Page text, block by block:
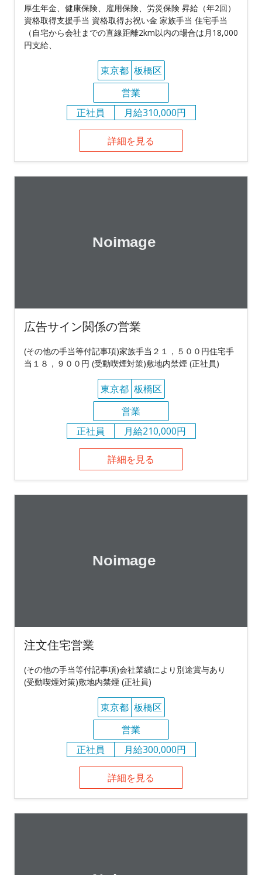
厚生年金、健康保険、雇用保険、労災保険 昇給（年2回）
資格取得支援手当 資格取得お祝い金 家族手当 住宅手当
（自宅から会社までの直線距離2km以内の場合は月18,000
円支給、
東京都 板橋区
営業
正社員
月給310,000円
詳細を見る
広告サイン関係の営業
(その他の手当等付記事項)家族手当２１，５００円住宅手
当１８，９００円 (受動喫煙対策)敷地内禁煙 (正社員)
東京都 板橋区
営業
正社員
月給210,000円
詳細を見る
注文住宅営業
(その他の手当等付記事項)会社業績により別途賞与あり
(受動喫煙対策)敷地内禁煙 (正社員)
東京都 板橋区
営業
正社員
月給300,000円
詳細を見る